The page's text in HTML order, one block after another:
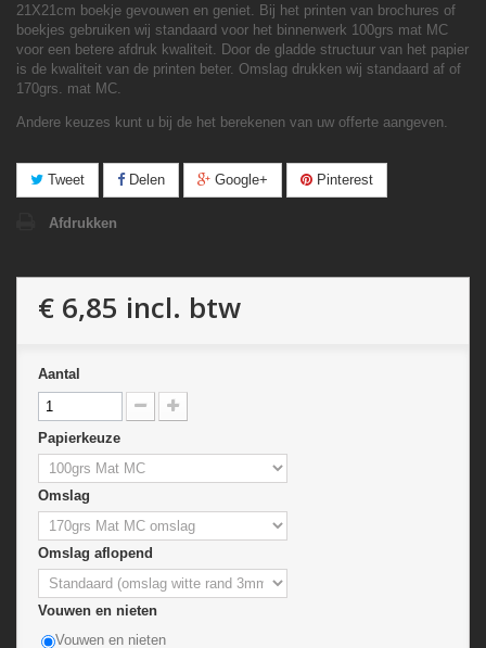
21X21cm boekje gevouwen en geniet. Bij het printen van brochures of
boekjes gebruiken wij standaard voor het binnenwerk 100grs mat MC
voor een betere afdruk kwaliteit. Door de gladde structuur van het papier
is de kwaliteit van de printen beter. Omslag drukken wij standaard af of
170grs. mat MC.
Andere keuzes kunt u bij de het berekenen van uw offerte aangeven.
Tweet Delen Google+ Pinterest
Afdrukken
€ 6,85 incl. btw
Aantal
Papierkeuze
Omslag
Omslag aflopend
Vouwen en nieten
Vouwen en nieten